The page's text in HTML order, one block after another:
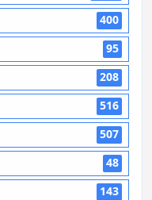
400
95
208
516
507
48
143